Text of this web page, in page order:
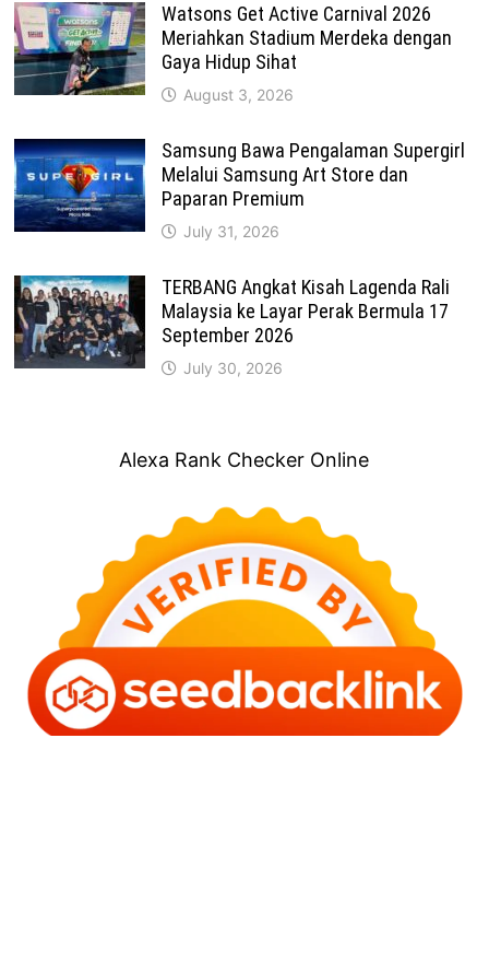
Watsons Get Active Carnival 2026
Meriahkan Stadium Merdeka dengan
Gaya Hidup Sihat
August 3, 2026
Samsung Bawa Pengalaman Supergirl
Melalui Samsung Art Store dan
Paparan Premium
July 31, 2026
TERBANG Angkat Kisah Lagenda Rali
Malaysia ke Layar Perak Bermula 17
September 2026
July 30, 2026
Alexa Rank Checker Online